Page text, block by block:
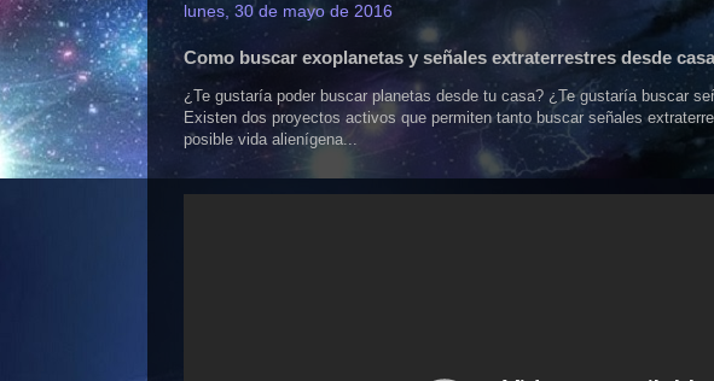
lunes, 30 de mayo de 2016
Como buscar exoplanetas y señales extraterrestres desde casa
¿Te gustaría poder buscar planetas desde tu casa? ¿Te gustaría buscar
Existen dos proyectos activos que permiten tanto buscar señales
posible vida alienígena...